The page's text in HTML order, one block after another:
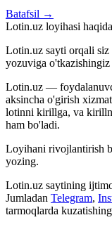
Batafsil →
Lotin.uz loyihasi haqida
Lotin.uz sayti orqali
yozuviga
Lotin.uz —
aksincha o'girish
lotinni kirillga, va
ham bo'ladi.
Loyihani rivojlantirish
yozing.
Lotin.uz saytining
Jumladan Telegram,
tarmoqlarda